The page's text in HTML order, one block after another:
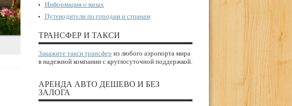
Информация о визах
Путеводители по городам и странам
ТРАНСФЕР И ТАКСИ
Закажите такси трансфер из любого аэропорта мира
в надежной компании с круглосуточной поддержкой.
АРЕНДА АВТО ДЕШЕВО И БЕЗ
ЗАЛОГА